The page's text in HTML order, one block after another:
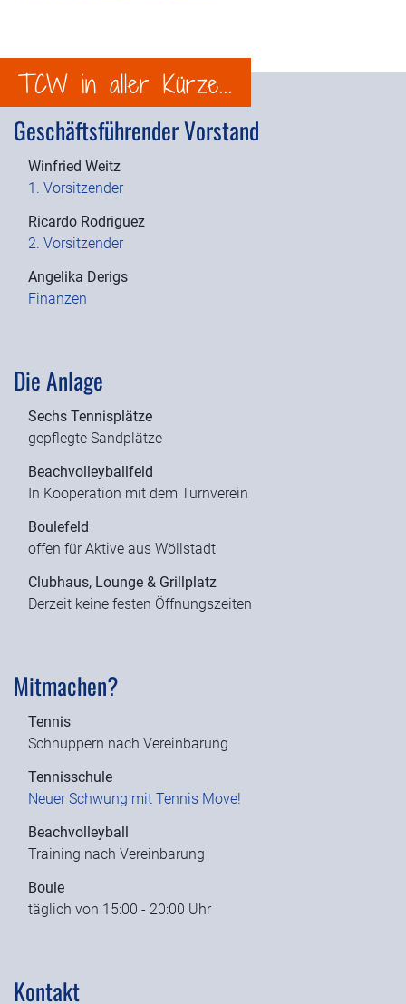
TCW in aller Kürze...
Geschäftsführender Vorstand
Winfried Weitz
1. Vorsitzender
Ricardo Rodriguez
2. Vorsitzender
Angelika Derigs
Finanzen
Die Anlage
Sechs Tennisplätze
gepflegte Sandplätze
Beachvolleyballfeld
In Kooperation mit dem Turnverein
Boulefeld
offen für Aktive aus Wöllstadt
Clubhaus, Lounge & Grillplatz
Derzeit keine festen Öffnungszeiten
Mitmachen?
Tennis
Schnuppern nach Vereinbarung
Tennisschule
Neuer Schwung mit Tennis Move!
Beachvolleyball
Training nach Vereinbarung
Boule
täglich von 15:00 - 20:00 Uhr
Kontakt